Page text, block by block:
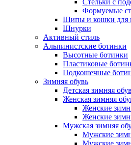
Стельки с
Формуемые
Шипы и кошки для
Шнурки
Активный стиль
Альпинистские ботинки
Высотные ботинки
Пластиковые
Подкошечные
Зимняя обувь
Детская зимняя
Женская зимняя
Женские
Женские
Мужская зимняя
Мужские
Мужские